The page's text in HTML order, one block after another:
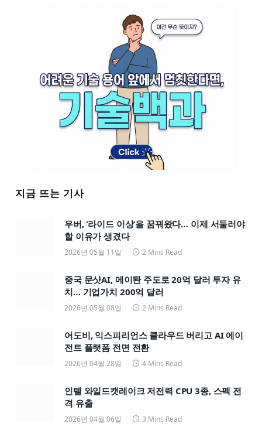
지금 뜨는 기사
우버, ‘라이드 이상’을 꿈꿔왔다… 이제 서둘러야
할 이유가 생겼다
2026년 05월 11일 2 Mins Read
중국 문샷AI, 메이퇀 주도로 20억 달러 투자 유
치… 기업가치 200억 달러
2026년 05월 08일 2 Mins Read
어도비, 익스피리언스 클라우드 버리고 AI 에이
전트 플랫폼 전면 전환
2026년 04월 28일 4 Mins Read
인텔 와일드캣레이크 저전력 CPU 3종, 스펙 전
격 유출
2026년 04월 06일 3 Mins Read